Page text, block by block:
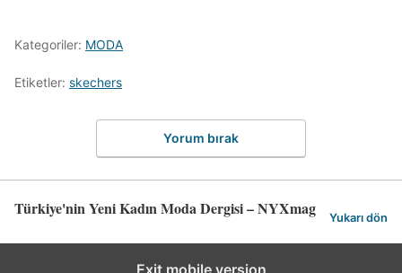
Kategoriler: MODA
Etiketler: skechers
Yorum bırak
Türkiye'nin Yeni Kadın Moda Dergisi – NYXmag Yukarı dön